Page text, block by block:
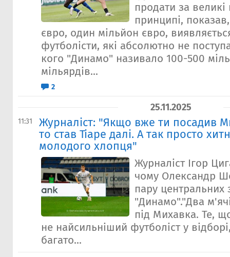
продати за великі
принципі,
євро, один мільйон євро,
футболісти, які абсолютно не
кого "Динамо" називало 100-500
мільярдів...
2
25.11.2025
11:31
Журналіст: "Якщо вже ти посадив
то став Тіаре далі. А так просто
молодого хлопця"
Журналіст Ігор
чому Олександр
пару центральних
"Динамо"."Два
під Михавка. Те,
не найсильніший футболіст у
багато...